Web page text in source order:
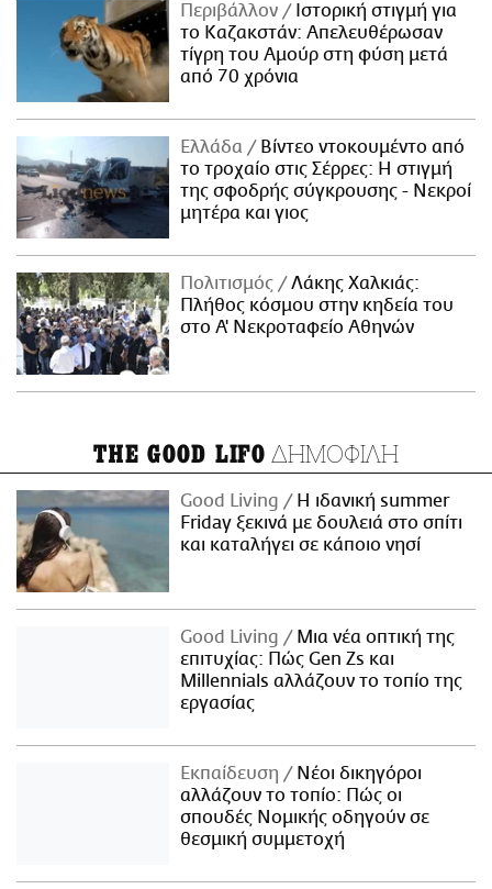
Περιβάλλον
Ιστορική στιγμή για
το Καζακστάν: Απελευθέρωσαν
τίγρη του Αμούρ στη φύση μετά
από 70 χρόνια
Ελλάδα
Βίντεο ντοκουμέντο από
το τροχαίο στις Σέρρες: Η στιγμή
της σφοδρής σύγκρουσης - Νεκροί
μητέρα και γιος
Πολιτισμός
Λάκης Χαλκιάς:
Πλήθος κόσμου στην κηδεία του
στο Α' Νεκροταφείο Αθηνών
THE GOOD LIFO ΔΗΜΟΦΙΛΗ
Good Living
Η ιδανική summer
Friday ξεκινά με δουλειά στο σπίτι
και καταλήγει σε κάποιο νησί
Good Living
Μια νέα οπτική της
επιτυχίας: Πώς Gen Zs και
Millennials αλλάζουν το τοπίο της
εργασίας
Εκπαίδευση
Νέοι δικηγόροι
αλλάζουν το τοπίο: Πώς οι
σπουδές Νομικής οδηγούν σε
θεσμική συμμετοχή